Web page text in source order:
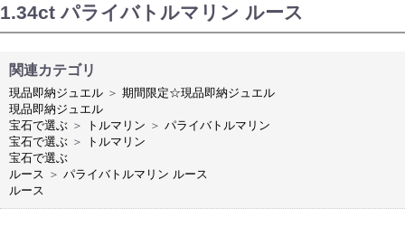
1.34ct パライバトルマリン ルース
関連カテゴリ
現品即納ジュエル ＞ 期間限定☆現品即納ジュエル
現品即納ジュエル
宝石で選ぶ ＞ トルマリン ＞ パライバトルマリン
宝石で選ぶ ＞
トルマリン
宝石で選ぶ
ルース ＞ パライバトルマリン ルース
ルース